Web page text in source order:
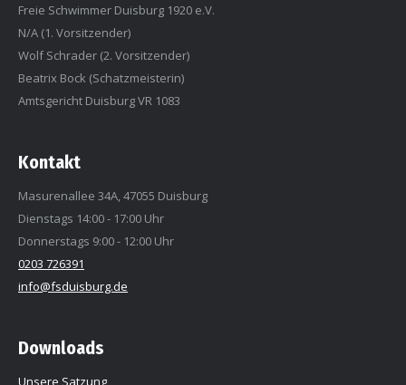
Freie Schwimmer Duisburg 1920 e.V.
N/A (1. Vorsitzender)
Wolf Schrader (2. Vorsitzender)
Beatrix Bock (Schatzmeisterin)
Amtsgericht Duisburg VR 1083
Kontakt
Masurenallee 34A, 47055 Duisburg
Dienstags 14:00 - 17:00 Uhr
Donnerstags 9:00 - 12:00 Uhr
0203 726391
info@fsduisburg.de
Downloads
Unsere Satzung